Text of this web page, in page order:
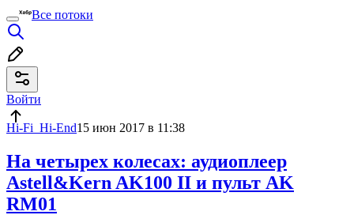
Все потоки
Войти
Hi-Fi_Hi-End15 июн 2017 в 11:38
На четырех колесах: аудиоплеер
Astell&Kern AK100 II и пульт AK
RM01